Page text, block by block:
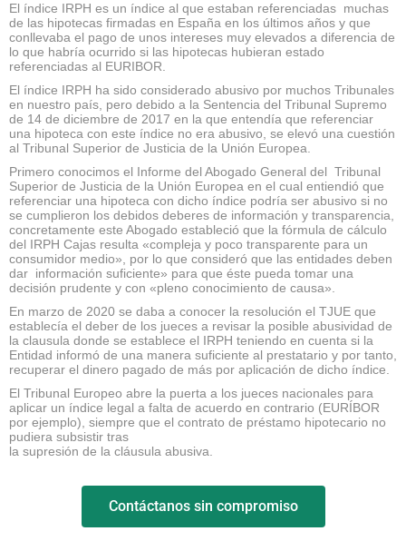
El índice IRPH es un índice al que estaban referenciadas muchas
de las hipotecas firmadas en España en los últimos años y que
conllevaba el pago de unos intereses muy elevados a diferencia de
lo que habría ocurrido si las hipotecas hubieran estado
referenciadas al EURIBOR.
El índice IRPH ha sido considerado abusivo por muchos Tribunales
en nuestro país, pero debido a la Sentencia del Tribunal Supremo
de 14 de diciembre de 2017 en la que entendía que referenciar
una hipoteca con este índice no era abusivo, se elevó una cuestión
al Tribunal Superior de Justicia de la Unión Europea.
Primero conocimos el Informe del Abogado General del Tribunal
Superior de Justicia de la Unión Europea en el cual entiendió que
referenciar una hipoteca con dicho índice podría ser abusivo si no
se cumplieron los debidos deberes de información y transparencia,
concretamente este Abogado estableció que la fórmula de cálculo
del IRPH Cajas resulta «compleja y poco transparente para un
consumidor medio», por lo que consideró que las entidades deben
dar información suficiente» para que éste pueda tomar una
decisión prudente y con «pleno conocimiento de causa».
En marzo de 2020 se daba a conocer la resolución el TJUE que
establecía el deber de los jueces a revisar la posible abusividad de
la clausula donde se establece el IRPH teniendo en cuenta si la
Entidad informó de una manera suficiente al prestatario y por tanto,
recuperar el dinero pagado de más por aplicación de dicho índice.
El Tribunal Europeo abre la puerta a los jueces nacionales para
aplicar un índice legal a falta de acuerdo en contrario (EURÍBOR
por ejemplo), siempre que el contrato de préstamo hipotecario no
pudiera subsistir tras
la supresión de la cláusula abusiva.
Contáctanos sin compromiso